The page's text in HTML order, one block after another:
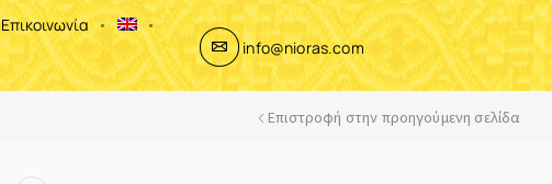
Επικοινωνία
info@nioras.com
Επιστροφή στην προηγούμενη σελίδα